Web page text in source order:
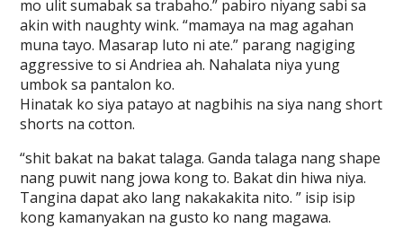
mo ulit sumabak sa trabaho.” pabiro niyang sabi sa
akin with naughty wink. “mamaya na mag agahan
muna tayo. Masarap luto ni ate.” parang nagiging
aggressive to si Andriea ah. Nahalata niya yung
umbok sa pantalon ko.
Hinatak ko siya patayo at nagbihis na siya nang short
shorts na cotton.
“shit bakat na bakat talaga. Ganda talaga nang shape
nang puwit nang jowa kong to. Bakat din hiwa niya.
Tangina dapat ako lang nakakakita nito. ” isip isip
kong kamanyakan na gusto ko nang magawa.